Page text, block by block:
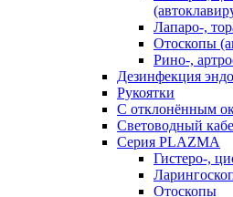
Лапаро-,
Отоскопы
Рино-,
Дезинфекция
Рукоятки
С отклонённым
Световодный
Серия PLAZMA
Гистеро-,
Отоскопы